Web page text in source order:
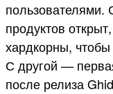
пользователями.
продуктов
хардкорны, чтобы
С другой —
после релиза